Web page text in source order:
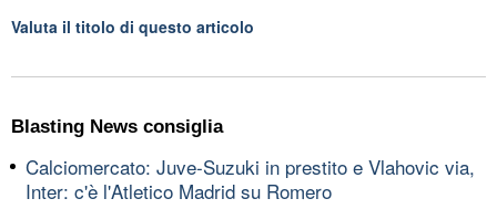
Valuta il titolo di questo articolo
Blasting News consiglia
Calciomercato: Juve-Suzuki in prestito e Vlahovic via,
Inter: c'è l'Atletico Madrid su Romero